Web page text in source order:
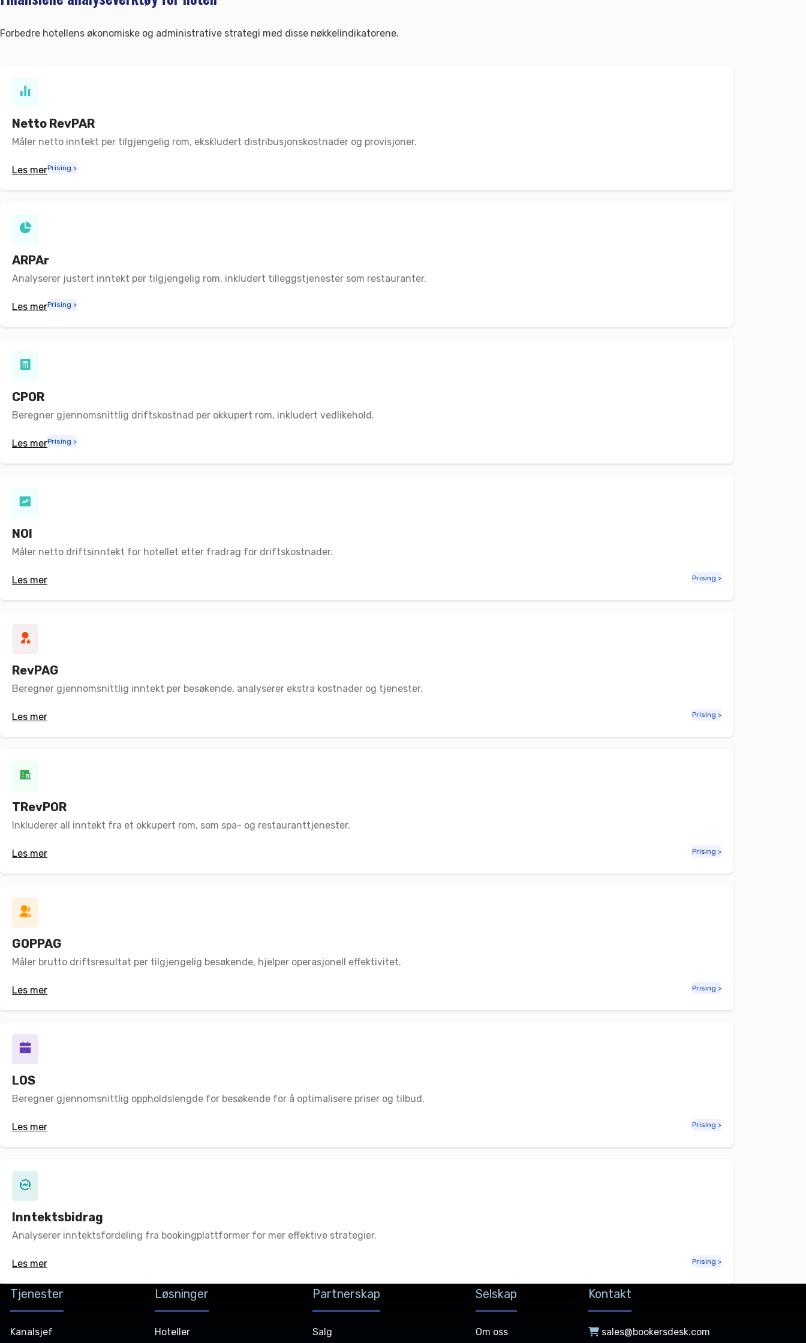
Forbedre hotellens økonomiske og administrative strategi med disse nøkkelindikatorene.
Netto RevPAR
Måler netto inntekt per tilgjengelig rom, ekskludert distribusjonskostnader og provisjoner.
Les merPrising >
ARPAr
Analyserer justert inntekt per tilgjengelig rom, inkludert tilleggstjenester som restauranter.
Les merPrising >
CPOR
Beregner gjennomsnittlig driftskostnad per okkupert rom, inkludert vedlikehold.
Les merPrising >
NOI
Måler netto driftsinntekt for hotellet etter fradrag for driftskostnader.
Les mer Prising >
RevPAG
Beregner gjennomsnittlig inntekt per besøkende, analyserer ekstra kostnader og tjenester.
Les mer Prising >
TRevPOR
Inkluderer all inntekt fra et okkupert rom, som spa- og restauranttjenester.
Les mer Prising >
GOPPAG
Måler brutto driftsresultat per tilgjengelig besøkende, hjelper operasjonell effektivitet.
Les mer Prising >
LOS
Beregner gjennomsnittlig oppholdslengde for besøkende for å optimalisere priser og tilbud.
Les mer Prising >
Inntektsbidrag
Analyserer inntektsfordeling fra bookingplattformer for mer effektive strategier.
Les mer Prising >
Tjenester
Kanalsjef
Løsninger
Hoteller
Partnerskap
Salg
Selskap
Om oss
Kontakt
sales@bookersdesk.com